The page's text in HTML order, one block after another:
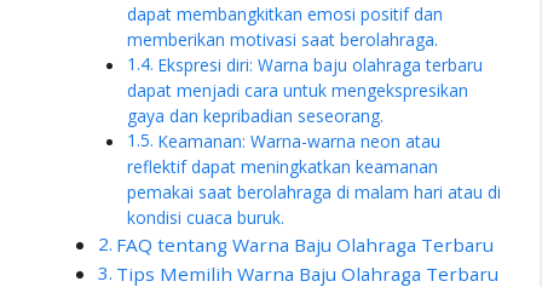
dapat membangkitkan emosi positif dan
memberikan motivasi saat berolahraga.
Ekspresi diri: Warna baju olahraga terbaru
dapat menjadi cara untuk mengekspresikan
gaya dan kepribadian seseorang.
Keamanan: Warna-warna neon atau
reflektif dapat meningkatkan keamanan
pemakai saat berolahraga di malam hari atau di
kondisi cuaca buruk.
FAQ tentang Warna Baju Olahraga Terbaru
Tips Memilih Warna Baju Olahraga Terbaru